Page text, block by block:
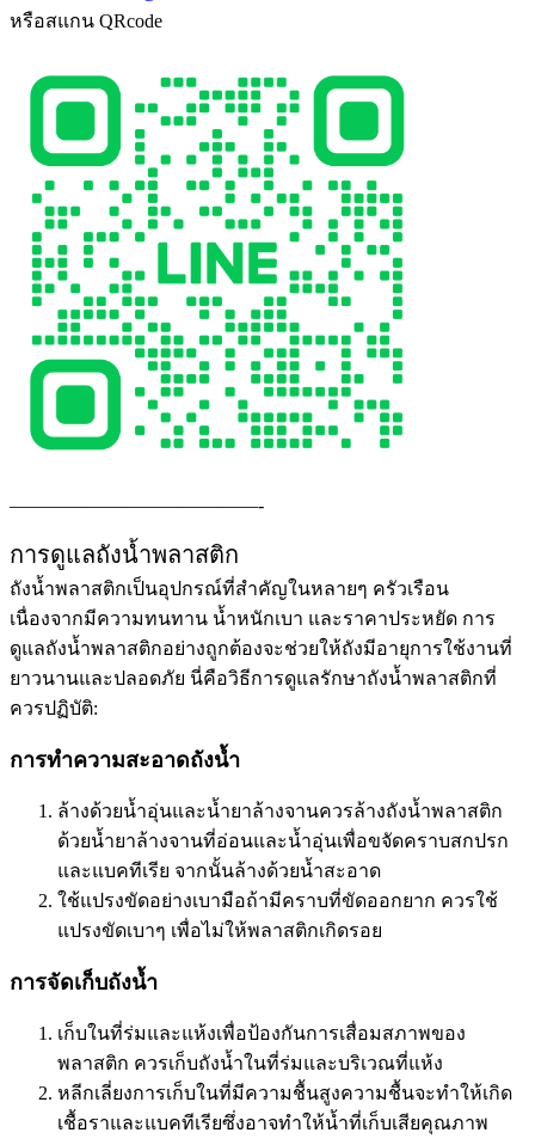
หรือสแกน QRcode
—————————————-
การดูแลถังน้ำพลาสติก
ถังน้ำพลาสติกเป็นอุปกรณ์ที่สำคัญในหลายๆ ครัวเรือน
เนื่องจากมีความทนทาน น้ำหนักเบา และราคาประหยัด การ
ดูแลถังน้ำพลาสติกอย่างถูกต้องจะช่วยให้ถังมีอายุการใช้งานที่
ยาวนานและปลอดภัย นี่คือวิธีการดูแลรักษาถังน้ำพลาสติกที่
ควรปฏิบัติ:
การทำความสะอาดถังน้ำ
ล้างด้วยน้ำอุ่นและน้ำยาล้างจานควรล้างถังน้ำพลาสติก
ด้วยน้ำยาล้างจานที่อ่อนและน้ำอุ่นเพื่อขจัดคราบสกปรก
และแบคทีเรีย จากนั้นล้างด้วยน้ำสะอาด
ใช้แปรงขัดอย่างเบามือถ้ามีคราบที่ขัดออกยาก ควรใช้
แปรงขัดเบาๆ เพื่อไม่ให้พลาสติกเกิดรอย
การจัดเก็บถังน้ำ
เก็บในที่ร่มและแห้งเพื่อป้องกันการเสื่อมสภาพของ
พลาสติก ควรเก็บถังน้ำในที่ร่มและบริเวณที่แห้ง
หลีกเลี่ยงการเก็บในที่มีความชื้นสูงความชื้นจะทำให้เกิด
เชื้อราและแบคทีเรียซึ่งอาจทำให้น้ำที่เก็บเสียคุณภาพ